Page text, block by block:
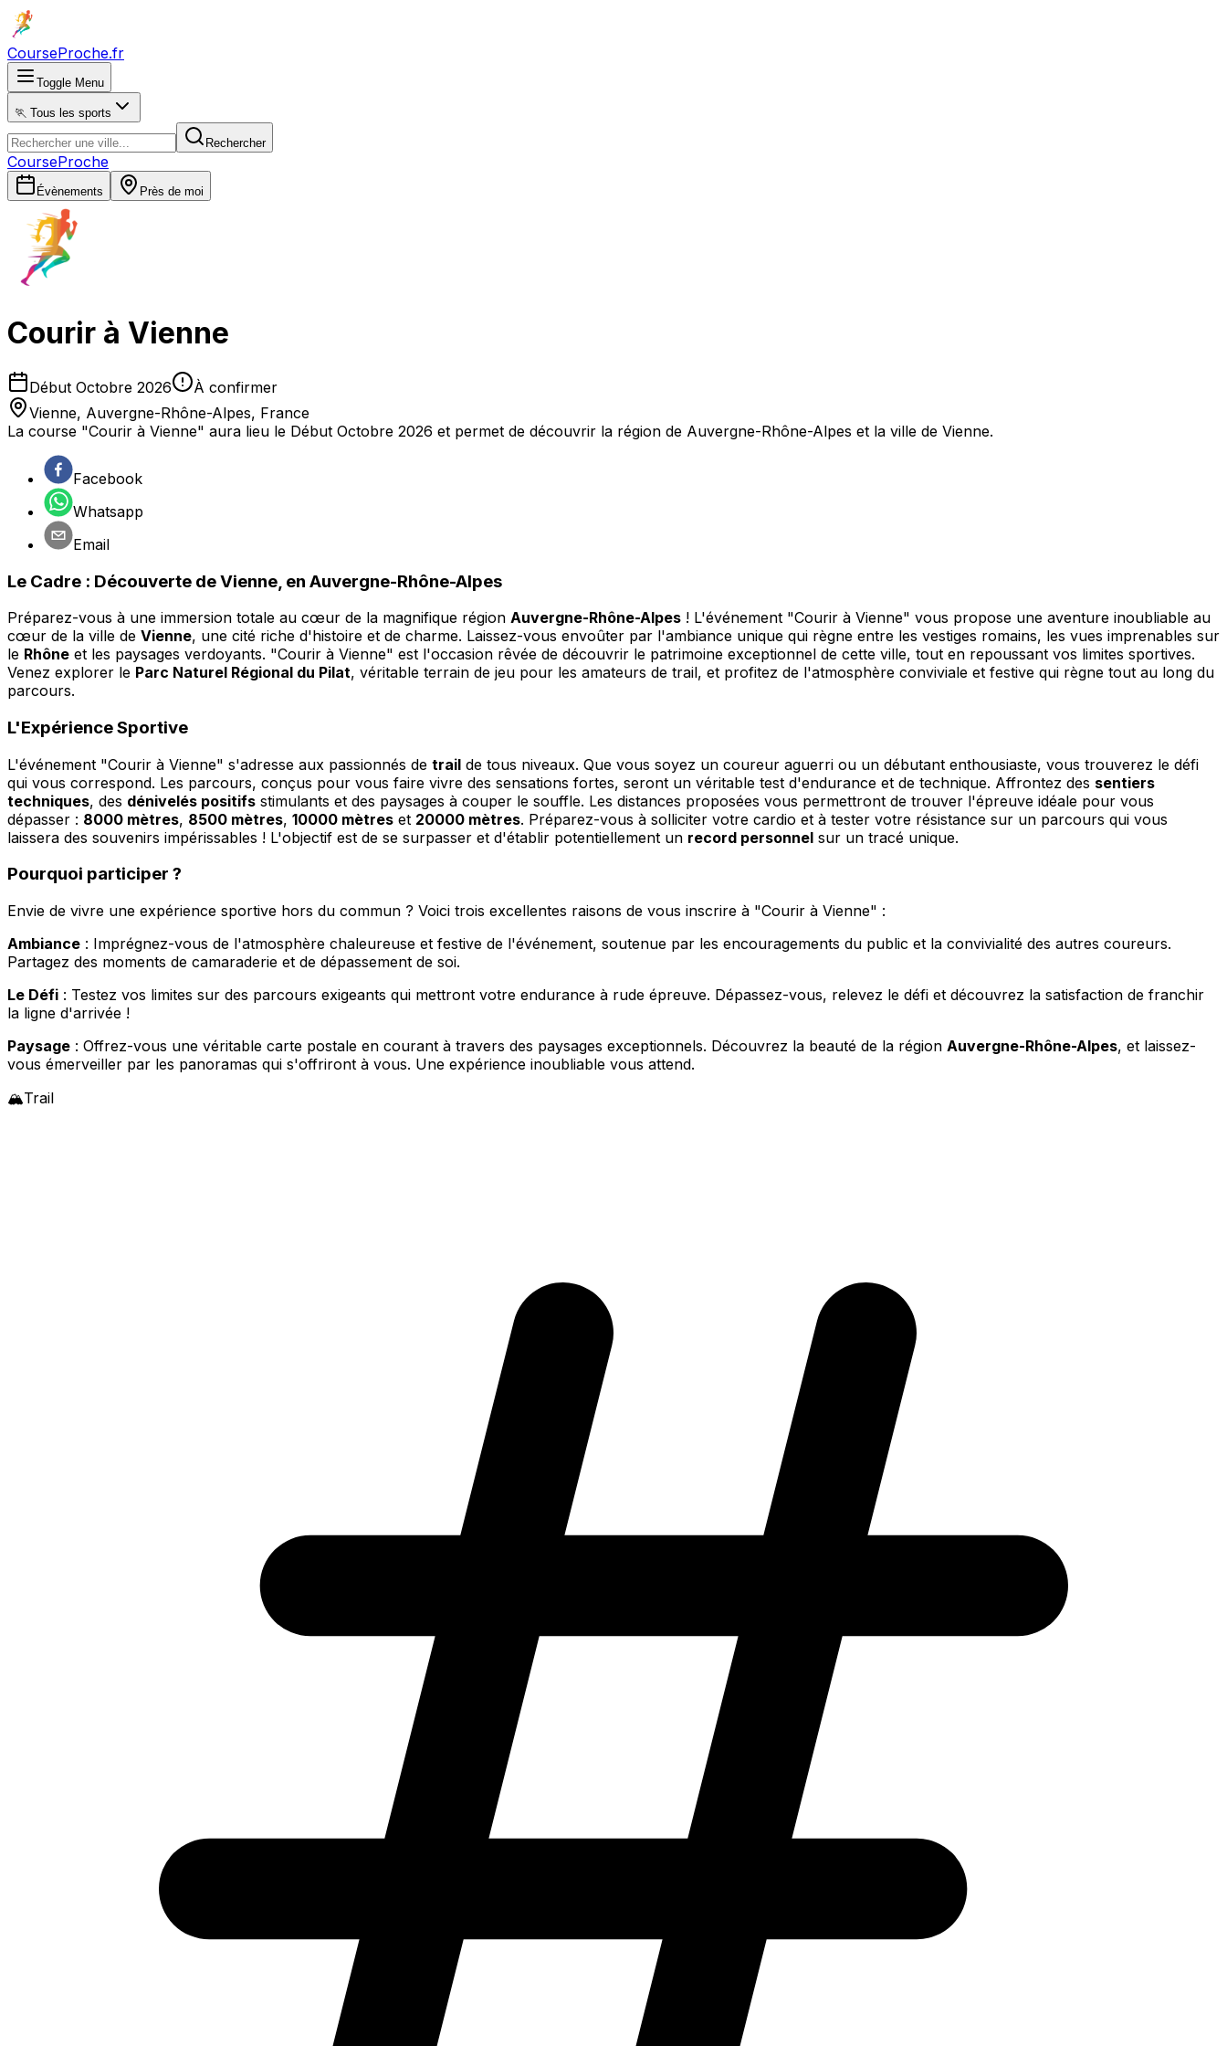
CourseProche.fr
Toggle Menu
🏃 Tous les sports
Rechercher
CourseProche
Évènements Près de moi
Courir à Vienne
Début Octobre 2026
À confirmer
Vienne, Auvergne-Rhône-Alpes, France
La course "Courir à Vienne" aura lieu le Début Octobre 2026 et permet de découvrir la région de Auvergne-Rhône-Alpes et la ville de Vienne.
Facebook
Whatsapp
Email
Le Cadre : Découverte de Vienne, en Auvergne-Rhône-Alpes
Préparez-vous à une immersion totale au cœur de la magnifique région Auvergne-Rhône-Alpes ! L'événement "Courir à Vienne" vous propose une aventure inoubliable au
cœur de la ville de Vienne, une cité riche d'histoire et de charme. Laissez-vous envoûter par l'ambiance unique qui règne entre les vestiges romains, les vues imprenables sur
le Rhône et les paysages verdoyants. "Courir à Vienne" est l'occasion rêvée de découvrir le patrimoine exceptionnel de cette ville, tout en repoussant vos limites sportives.
Venez explorer le Parc Naturel Régional du Pilat, véritable terrain de jeu pour les amateurs de trail, et profitez de l'atmosphère conviviale et festive qui règne tout au long du
parcours.
L'Expérience Sportive
L'événement "Courir à Vienne" s'adresse aux passionnés de trail de tous niveaux. Que vous soyez un coureur aguerri ou un débutant enthousiaste, vous trouverez le défi
qui vous correspond. Les parcours, conçus pour vous faire vivre des sensations fortes, seront un véritable test d'endurance et de technique. Affrontez des sentiers
techniques, des dénivelés positifs stimulants et des paysages à couper le souffle. Les distances proposées vous permettront de trouver l'épreuve idéale pour vous
dépasser : 8000 mètres, 8500 mètres, 10000 mètres et 20000 mètres. Préparez-vous à solliciter votre cardio et à tester votre résistance sur un parcours qui vous
laissera des souvenirs impérissables ! L'objectif est de se surpasser et d'établir potentiellement un record personnel sur un tracé unique.
Pourquoi participer ?
Envie de vivre une expérience sportive hors du commun ? Voici trois excellentes raisons de vous inscrire à "Courir à Vienne" :
Ambiance : Imprégnez-vous de l'atmosphère chaleureuse et festive de l'événement, soutenue par les encouragements du public et la convivialité des autres coureurs.
Partagez des moments de camaraderie et de dépassement de soi.
Le Défi : Testez vos limites sur des parcours exigeants qui mettront votre endurance à rude épreuve. Dépassez-vous, relevez le défi et découvrez la satisfaction de franchir
la ligne d'arrivée !
Paysage : Offrez-vous une véritable carte postale en courant à travers des paysages exceptionnels. Découvrez la beauté de la région Auvergne-Rhône-Alpes, et laissez-
vous émerveiller par les panoramas qui s'offriront à vous. Une expérience inoubliable vous attend.
🏔️Trail